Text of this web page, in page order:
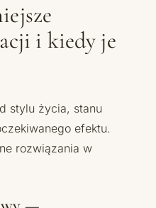
i kiedy je
stylu życia, stanu
efektu.
rozwiązania w